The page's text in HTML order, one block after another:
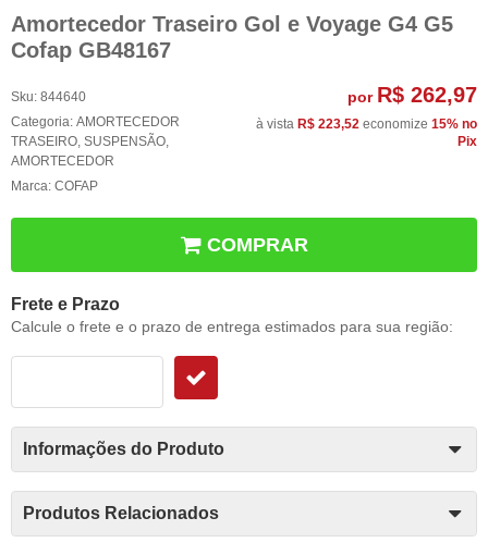
Amortecedor Traseiro Gol e Voyage G4 G5
Cofap GB48167
Sku: 844640
Categoria: AMORTECEDOR
TRASEIRO, SUSPENSÃO,
AMORTECEDOR
Marca: COFAP
por R$ 262,97
à vista R$ 223,52 economize 15% no
Pix
COMPRAR
Frete e Prazo
Calcule o frete e o prazo de entrega estimados para sua região:
Informações do Produto
Produtos Relacionados